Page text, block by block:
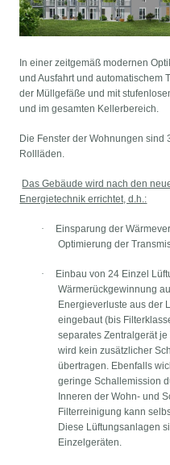
In einer zeitgemäß modernen
und Ausfahrt und automatischem
der Müllgefäße und mit
und im gesamten Kellerbereich.
Die Fenster der Wohnungen sind
Rollläden.
Das Gebäude wird nach den
Energietechnik errichtet, d.h.:
·
Einsparung der
Optimierung der
·
Einbau von 24 Einzel
Wärmerückgewinnung
Energieverluste aus der
eingebaut (bis
separates Zentralgerät
wird kein zusätzlicher
übertragen. Ebenfalls
geringe Schallemission
Inneren der Wohn- und
Filterreinigung kann
Diese Lüftungsanlagen
Einzelgeräten.